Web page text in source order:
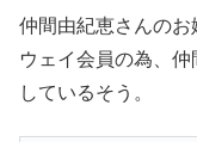
仲間由紀恵さんの
ウェイ会員の為、
しているそう。